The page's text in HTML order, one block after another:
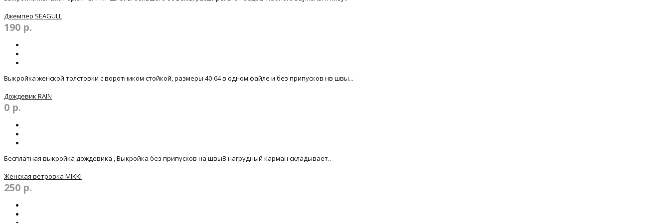
Джемпер SEAGULL
190 р.
Выкройка женской толстовки с воротником стойкой, размеры 40-64 в одном файле и без припусков нв швы...
Дождевик RAIN
0 р.
Бесплатная выкройка дождевика , Выкройка без припусков на швыВ нагрудный карман складывает..
Женская ветровка MIKKI
250 р.